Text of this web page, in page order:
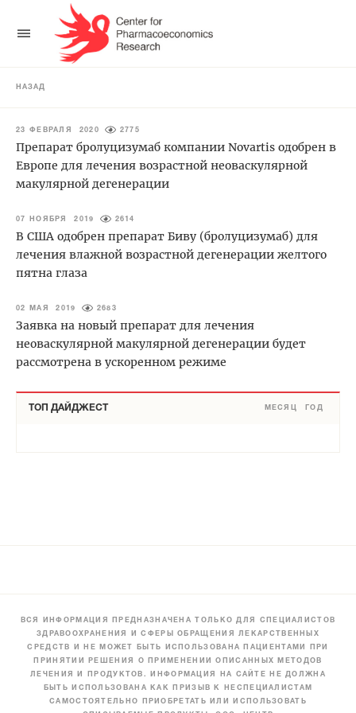
НАЗАД
23 ФЕВРАЛЯ 2020 2775
Препарат бролуцизумаб компании Novartis одобрен в
Европе для лечения возрастной неоваскулярной
макулярной дегенерации
07 НОЯБРЯ 2019 2614
В США одобрен препарат Биву (бролуцизумаб) для
лечения влажной возрастной дегенерации желтого
пятна глаза
02 МАЯ 2019 2683
Заявка на новый препарат для лечения
неоваскулярной макулярной дегенерации будет
рассмотрена в ускоренном режиме
ТОП ДАЙДЖЕСТ МЕСЯЦ ГОД
ВСЯ ИНФОРМАЦИЯ ПРЕДНАЗНАЧЕНА ТОЛЬКО ДЛЯ СПЕЦИАЛИСТОВ
ЗДРАВООХРАНЕНИЯ И СФЕРЫ ОБРАЩЕНИЯ ЛЕКАРСТВЕННЫХ
СРЕДСТВ И НЕ МОЖЕТ БЫТЬ ИСПОЛЬЗОВАНА ПАЦИЕНТАМИ ПРИ
ПРИНЯТИИ РЕШЕНИЯ О ПРИМЕНЕНИИ ОПИСАННЫХ МЕТОДОВ
ЛЕЧЕНИЯ И ПРОДУКТОВ. ИНФОРМАЦИЯ НА САЙТЕ НЕ ДОЛЖНА
БЫТЬ ИСПОЛЬЗОВАНА КАК ПРИЗЫВ К НЕСПЕЦИАЛИСТАМ
САМОСТОЯТЕЛЬНО ПРИОБРЕТАТЬ ИЛИ ИСПОЛЬЗОВАТЬ